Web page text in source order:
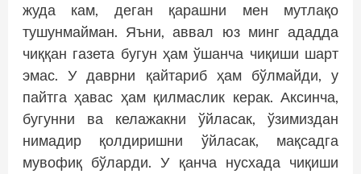
жуда кам, деган қарашни мен мутлақо
тушунмайман. Яъни, аввал юз минг ададда
чиққан газета бугун ҳам ўшанча чиқиши шарт
эмас. У даврни қайтариб ҳам бўлмайди, у
пайтга ҳавас ҳам қилмаслик керак. Аксинча,
бугунни ва келажакни ўйласак, ўзимиздан
нимадир қолдиришни ўйласак, мақсадга
мувофиқ бўларди. У қанча нусхада чиқиши